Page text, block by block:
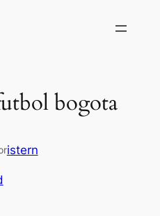
bogota
istern